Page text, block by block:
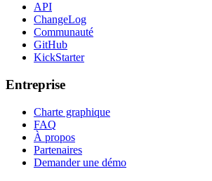
API
ChangeLog
Communauté
GitHub
KickStarter
Entreprise
Charte graphique
FAQ
À propos
Partenaires
Demander une démo